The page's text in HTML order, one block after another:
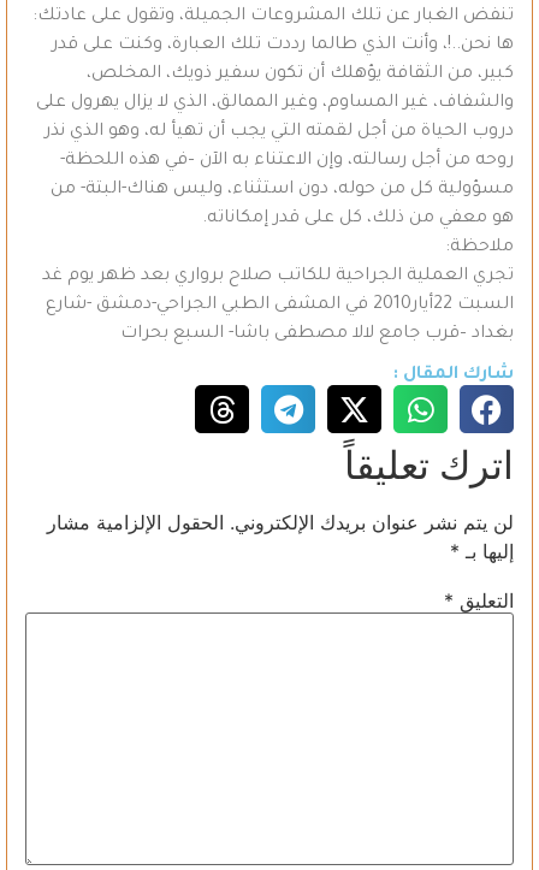
تنفض الغبار عن تلك المشروعات الجميلة، وتقول على عادتك:
ها نحن..!، وأنت الذي طالما رددت تلك العبارة، وكنت على قدر
كبير، من الثقافة يؤهلك أن تكون سفير ذويك، المخلص،
والشفاف، غير المساوم، وغير الممالق، الذي لا يزال يهرول على
دروب الحياة من أجل لقمته التي يجب أن تهيأ له، وهو الذي نذر
روحه من أجل رسالته، وإن الاعتناء به الآن –في هذه اللحظة-
مسؤولية كل من حوله، دون استثناء، وليس هناك-البتة- من
هو معفي من ذلك، كل على قدر إمكاناته.
ملاحظة:
تجري العملية الجراحية للكاتب صلاح برواري بعد ظهر يوم غد
السبت 22أيار2010 في المشفى الطبي الجراحي-دمشق -شارع
بغداد –قرب جامع لالا مصطفى باشا- السبع بحرات
شارك المقال :
اترك تعليقاً
لن يتم نشر عنوان بريدك الإلكتروني. الحقول الإلزامية مشار
إليها بـ *
التعليق *